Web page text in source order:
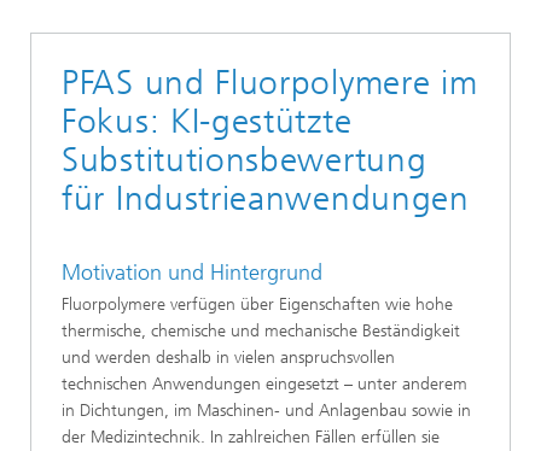
PFAS und Fluorpolymere im
Fokus: KI-gestützte
Substitutionsbewertung
für Industrieanwendungen
Motivation und Hintergrund
Fluorpolymere verfügen über Eigenschaften wie hohe
thermische, chemische und mechanische Beständigkeit
und werden deshalb in vielen anspruchsvollen
technischen Anwendungen eingesetzt – unter anderem
in Dichtungen, im Maschinen- und Anlagenbau sowie in
der Medizintechnik. In zahlreichen Fällen erfüllen sie